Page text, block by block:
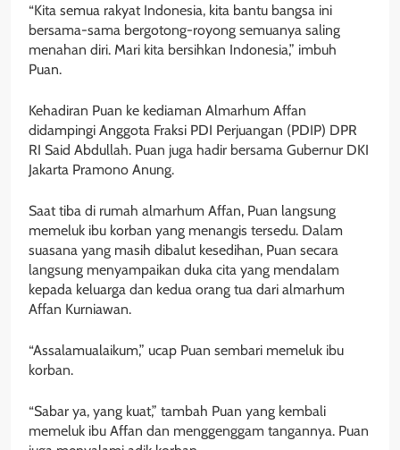
“Kita semua rakyat Indonesia, kita bantu bangsa ini
bersama-sama bergotong-royong semuanya saling
menahan diri. Mari kita bersihkan Indonesia,” imbuh
Puan.
Kehadiran Puan ke kediaman Almarhum Affan
didampingi Anggota Fraksi PDI Perjuangan (PDIP) DPR
RI Said Abdullah. Puan juga hadir bersama Gubernur DKI
Jakarta Pramono Anung.
Saat tiba di rumah almarhum Affan, Puan langsung
memeluk ibu korban yang menangis tersedu. Dalam
suasana yang masih dibalut kesedihan, Puan secara
langsung menyampaikan duka cita yang mendalam
kepada keluarga dan kedua orang tua dari almarhum
Affan Kurniawan.
“Assalamualaikum,” ucap Puan sembari memeluk ibu
korban.
“Sabar ya, yang kuat,” tambah Puan yang kembali
memeluk ibu Affan dan menggenggam tangannya. Puan